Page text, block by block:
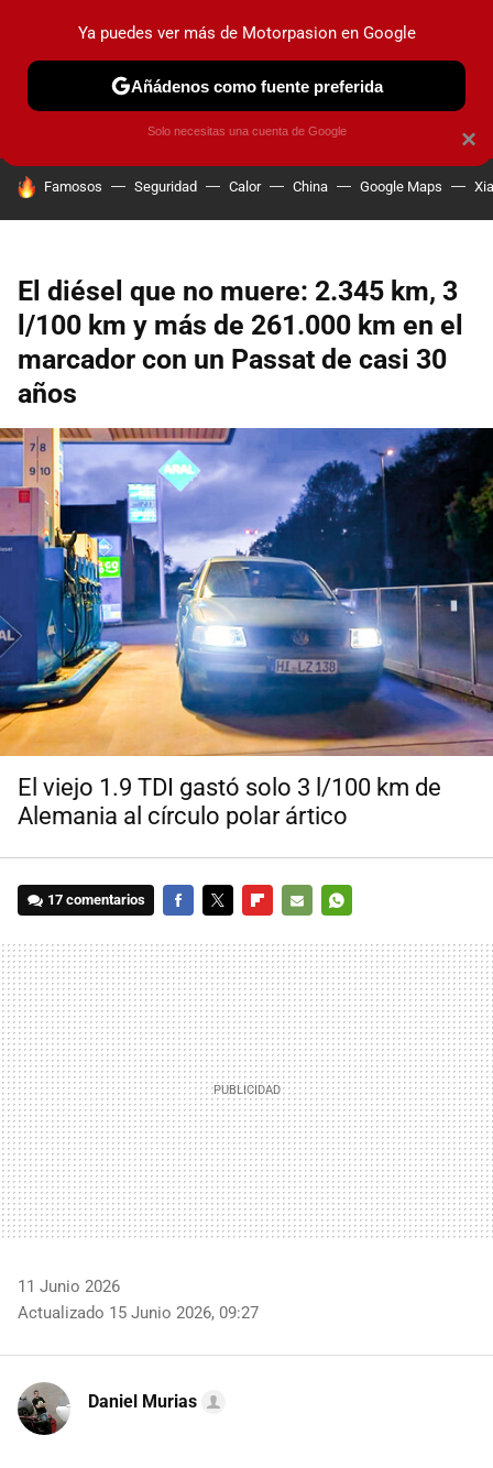
PRUEBAS COCHES ELÉCTRICOS OBSERVATORIO
HOY SE HABLA DE
Famosos Seguridad Calor China Google Maps
El diésel que no muere: 2.345 km, 3
l/100 km y más de 261.000 km en el
marcador con un Passat de casi 30
años
El viejo 1.9 TDI gastó solo 3 l/100 km de
Alemania al círculo polar ártico
17 comentarios
MAIL
11 Junio 2026
Actualizado 15 Junio 2026, 09:27
Daniel Murias
×
Ya puedes ver más de Motorpasion en Google
Añádenos como fuente preferida
Solo necesitas una cuenta de Google